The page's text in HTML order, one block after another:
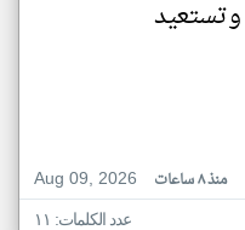
Aug 09, 2026
منذ ٨ ساعات
عدد الكلمات: ١١